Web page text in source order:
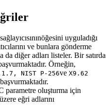
öğesini uyguladığı
ve bunlara gönderme
da diğer adları listeler. Bir satırda
Örneğin,
NIST P-256ve X9.62
parametre oluşturma için
eğri adlarını